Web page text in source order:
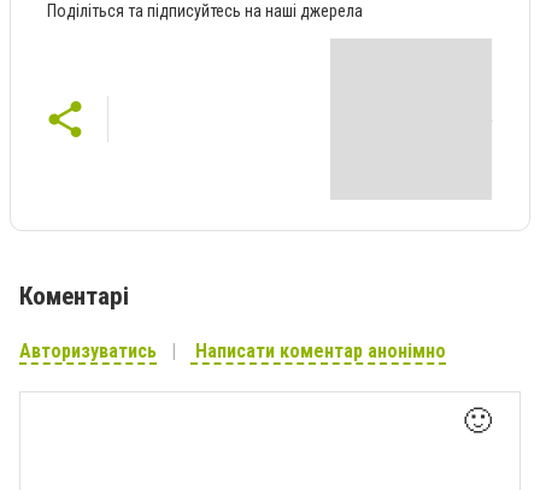
Поділіться та підписуйтесь на наші джерела
Коментарі
Авторизуватись Написати коментар анонімно
🙂